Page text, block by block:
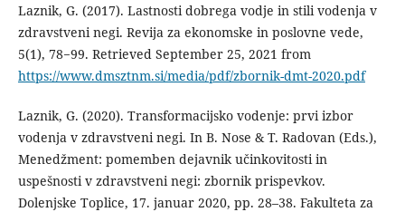
Laznik, G. (2017). Lastnosti dobrega vodje in stili vodenja v
zdravstveni negi. Revija za ekonomske in poslovne vede,
5(1), 78−99. Retrieved September 25, 2021 from
https://www.dmsztnm.si/media/pdf/zbornik-dmt-2020.pdf
Laznik, G. (2020). Transformacijsko vodenje: prvi izbor
vodenja v zdravstveni negi. In B. Nose & T. Radovan (Eds.),
Menedžment: pomemben dejavnik učinkovitosti in
uspešnosti v zdravstveni negi: zbornik prispevkov.
Dolenjske Toplice, 17. januar 2020, pp. 28–38. Fakulteta za